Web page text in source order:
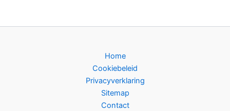
Home
Cookiebeleid
Privacyverklaring
Sitemap
Contact